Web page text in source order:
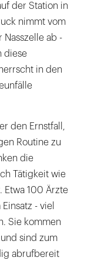
der Station in
nimmt vom
Nasszelle ab -
diese
in den
den Ernstfall,
Routine zu
die
Tätigkeit wie
Etwa 100 Ärzte
- viel
Sie kommen
sind zum
abrufbereit